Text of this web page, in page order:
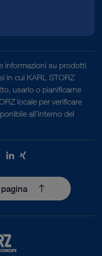
informazioni su prodotti
in cui KARL STORZ
usarlo o pianificarne
locale per verificare
all’interno del
LinkedIn
Xing